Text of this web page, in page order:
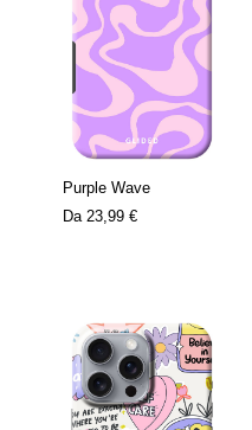
Purple Wave
Da 23,99 €